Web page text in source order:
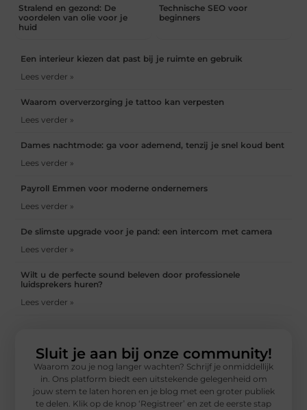
Stralend en gezond: De
voordelen van olie voor je
huid
Technische SEO voor
beginners
Een interieur kiezen dat past bij je ruimte en gebruik
Lees verder »
Waarom oververzorging je tattoo kan verpesten
Lees verder »
Dames nachtmode: ga voor ademend, tenzij je snel koud bent
Lees verder »
Payroll Emmen voor moderne ondernemers
Lees verder »
De slimste upgrade voor je pand: een intercom met camera
Lees verder »
Wilt u de perfecte sound beleven door professionele
luidsprekers huren?
Lees verder »
Sluit je aan bij onze community!
Waarom zou je nog langer wachten? Schrijf je onmiddellijk
in. Ons platform biedt een uitstekende gelegenheid om
jouw stem te laten horen en je blog met een groter publiek
te delen. Klik op de knop ‘Registreer’ en zet de eerste stap